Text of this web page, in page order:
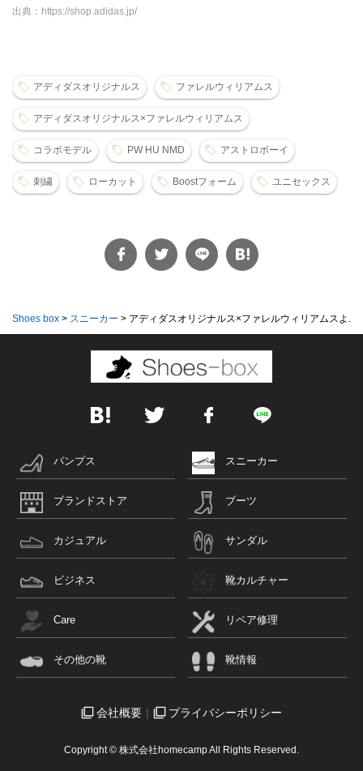
出典：https://shop.adidas.jp/
アディダスオリジナルス ファレルウィリアムス
アディダスオリジナルス×ファレルウィリアムス
コラボモデル PW HU NMD アストロボーイ
刺繍 ローカット Boostフォーム ユニセックス
Shoes box > スニーカー > アディダスオリジナルス×ファレルウィリアムスよ...
パンプス スニーカー
ブランドストア ブーツ
カジュアル サンダル
ビジネス 靴カルチャー
Care リペア修理
その他の靴 靴情報
会社概要 プライバシーポリシー
Copyright © 株式会社homecamp All Rights Reserved.